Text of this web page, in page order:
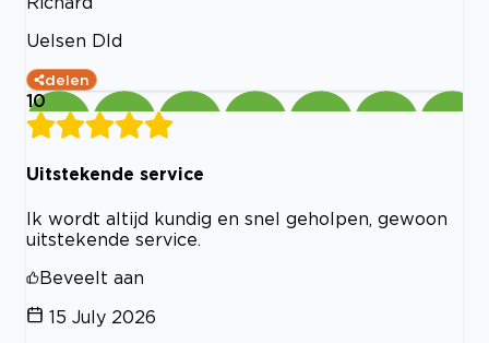
Uelsen Dld
delen
10
Uitstekende service
Ik wordt altijd kundig en snel geholpen, gewoon
uitstekende service.
Beveelt aan
15 July 2026